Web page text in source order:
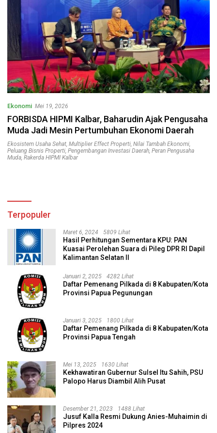
Ekonomi Mei 19, 2026
FORBISDA HIPMI Kalbar, Baharudin Ajak Pengusaha
Muda Jadi Mesin Pertumbuhan Ekonomi Daerah
Ekosistem Usaha Sehat, Multiplier Effect Properti, Nilai Tambah Ekonomi,
Peluang Bisnis Properti, Pengembangan Investasi Daerah, Peran Pengusaha
Muda, Rakerda HIPMI Kalbar
Terpopuler
Maret 6, 2024 5809 Lihat
Hasil Perhitungan Sementara KPU: PAN
Kuasai Perolehan Suara di Pileg DPR RI Dapil
Kalimantan Selatan II
Januari 2, 2025 4282 Lihat
Daftar Pemenang Pilkada di 8 Kabupaten/Kota
Provinsi Papua Pegunungan
Januari 3, 2025 1800 Lihat
Daftar Pemenang Pilkada di 8 Kabupaten/Kota
Provinsi Papua Tengah
Mei 13, 2025 1630 Lihat
Kekhawatiran Gubernur Sulsel Itu Sahih, PSU
Palopo Harus Diambil Alih Pusat
Desember 21, 2023 1488 Lihat
Jusuf Kalla Resmi Dukung Anies-Muhaimin di
Pilpres 2024